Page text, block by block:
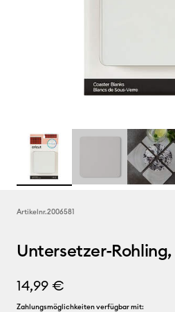
Artikelnr.2006581
Untersetzer-
14,99 €
Zahlungsmöglichkeiten verfügbar mit: